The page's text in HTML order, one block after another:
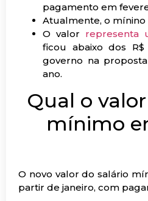
pagamento em
Atualmente, o mínino
O valor representa
ficou abaixo dos R$
governo na
ano.
Qual o
mínimo
O novo valor do salário
partir de janeiro, com